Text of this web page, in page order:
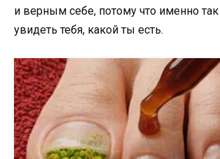
и верным себе, потому что именно
увидеть тебя, какой ты есть.